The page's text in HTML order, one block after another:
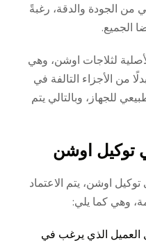
من الجودة والدقة، رغبةً
الجميع.
لثلاجات اوشن، وهي
من الأجزاء التالفة في
للجهاز، وبالتالي يتم
توكيل اوشن
اوشن، يتم الاعتماد
وهي كما يلي:
العميل الذي يرغب في